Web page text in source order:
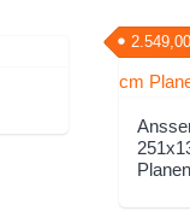
2.549,00